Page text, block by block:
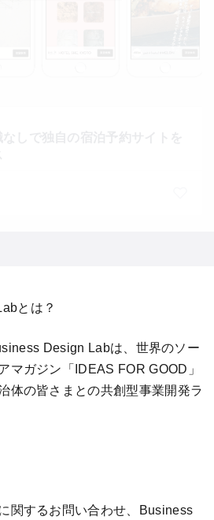
とは？
Design Labは、世界のソー
マガジン「IDEAS FOR GOOD」
体の皆さまとの共創型事業開発ラ
関するお問い合わせ、Business